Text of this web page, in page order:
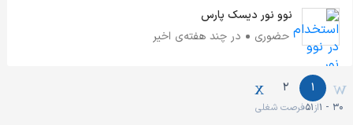
نوو نور دیسک پارس
حضوری
در چند هفته‌ی اخیر
1
2
1 - 30از51فرصت شغلی